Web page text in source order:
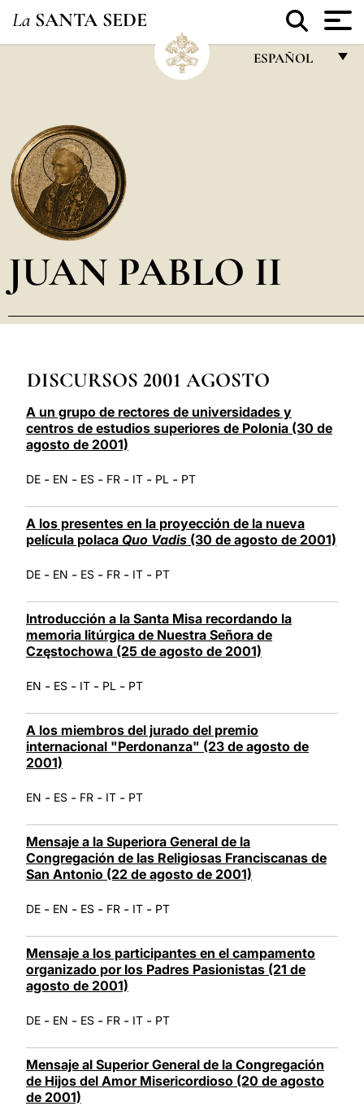
La SANTA SEDE
ESPAÑOL
POLSKI
العربيّة
LATINE
JUAN PABLO II
DISCURSOS 2001 AGOSTO
A un grupo de rectores de universidades y
centros de estudios superiores de Polonia (30 de
agosto de 2001)
DE - EN - ES - FR - IT - PL - PT
A los presentes en la proyección de la nueva
película polaca Quo Vadis (30 de agosto de 2001)
DE - EN - ES - FR - IT - PT
Introducción a la Santa Misa recordando la
memoria litúrgica de Nuestra Señora de
Częstochowa (25 de agosto de 2001)
EN - ES - IT - PL - PT
A los miembros del jurado del premio
internacional "Perdonanza" (23 de agosto de
2001)
EN - ES - FR - IT - PT
Mensaje a la Superiora General de la
Congregación de las Religiosas Franciscanas de
San Antonio (22 de agosto de 2001)
DE - EN - ES - FR - IT - PT
Mensaje a los participantes en el campamento
organizado por los Padres Pasionistas (21 de
agosto de 2001)
DE - EN - ES - FR - IT - PT
Mensaje al Superior General de la Congregación
de Hijos del Amor Misericordioso (20 de agosto
de 2001)